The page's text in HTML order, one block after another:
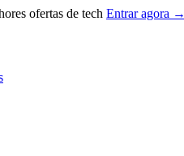
ofertas de tech Entrar agora →